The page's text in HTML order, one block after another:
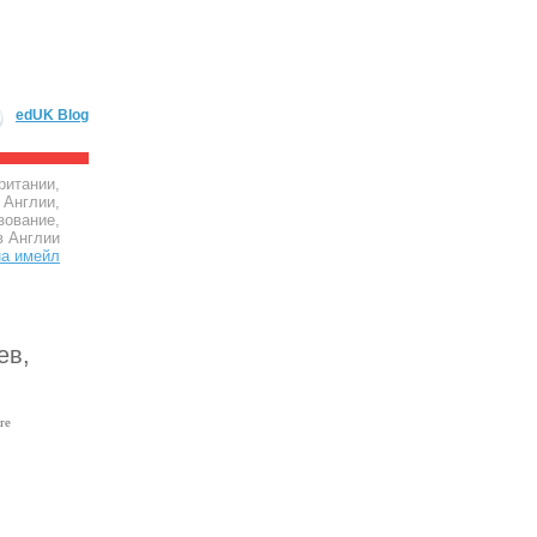
edUK Blog
Англии,
Англии